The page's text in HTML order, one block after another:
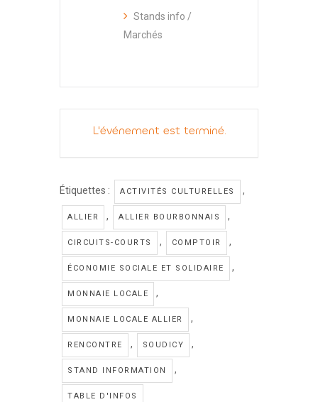
Stands info /
Marchés
L'événement est terminé.
Étiquettes : ACTIVITÉS CULTURELLES ,
ALLIER , ALLIER BOURBONNAIS ,
CIRCUITS-COURTS , COMPTOIR ,
ÉCONOMIE SOCIALE ET SOLIDAIRE ,
MONNAIE LOCALE ,
MONNAIE LOCALE ALLIER ,
RENCONTRE , SOUDICY ,
STAND INFORMATION ,
TABLE D'INFOS